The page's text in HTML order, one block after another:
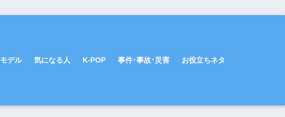
モデル 気になる人 K-POP 事件･事故･災害 お役立ちネタ